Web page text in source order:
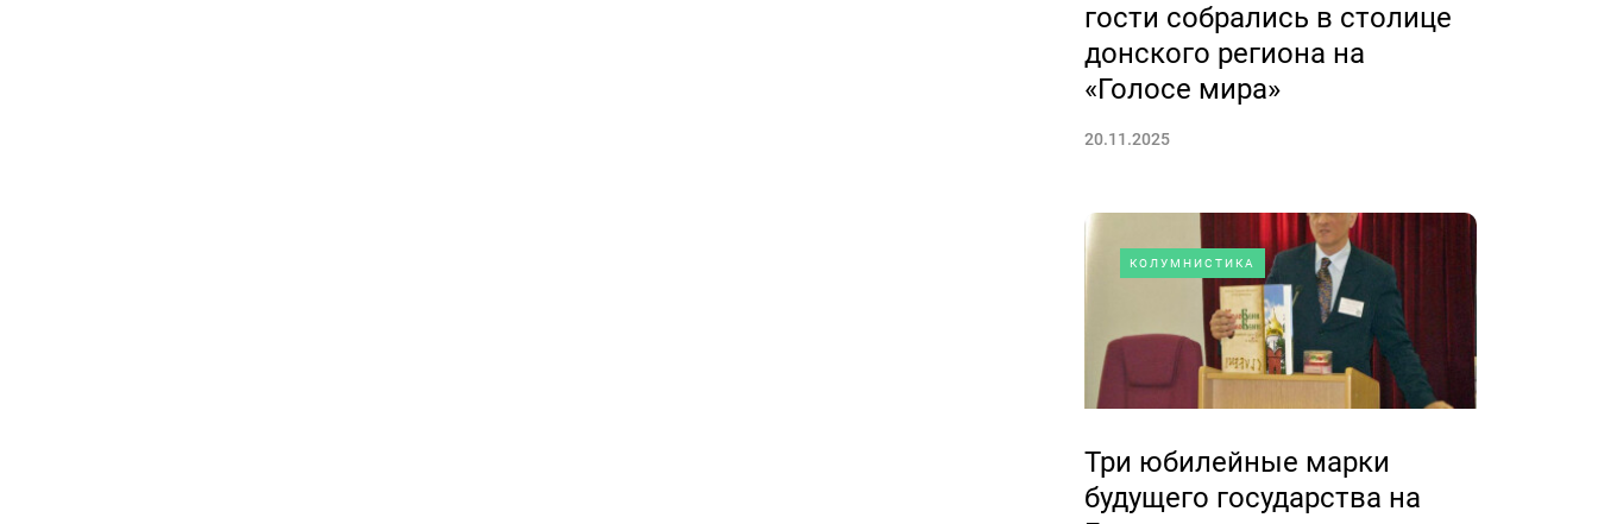
гости собрались в столице
донского региона на
«Голосе мира»
20.11.2025
КОЛУМНИСТИКА
Три юбилейные марки
будущего государства на